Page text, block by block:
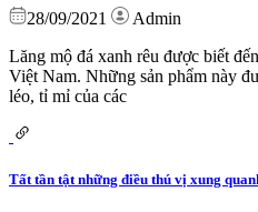
28/09/2021
Admin
Lăng mộ đá xanh rêu được biết
Việt Nam. Những sản phẩm này
léo, tỉ mỉ của các
Tất tần tật những điều thú vị xung